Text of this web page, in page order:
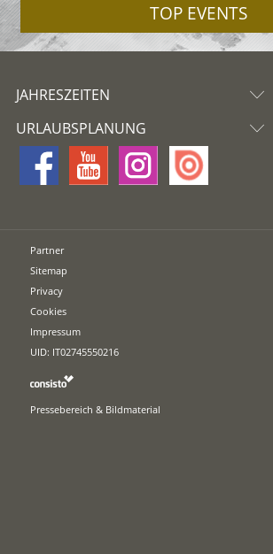
TOP EVENTS
JAHRESZEITEN
URLAUBSPLANUNG
Partner
Sitemap
Privacy
Cookies
Impressum
UID: IT02745550216
Pressebereich & Bildmaterial